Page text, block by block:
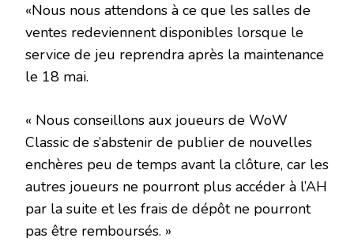
«Nous nous attendons à ce que les salles de
ventes redeviennent disponibles lorsque le
service de jeu reprendra après la maintenance
le 18 mai.
« Nous conseillons aux joueurs de WoW
Classic de s’abstenir de publier de nouvelles
enchères peu de temps avant la clôture, car les
autres joueurs ne pourront plus accéder à l’AH
par la suite et les frais de dépôt ne pourront
pas être remboursés. »